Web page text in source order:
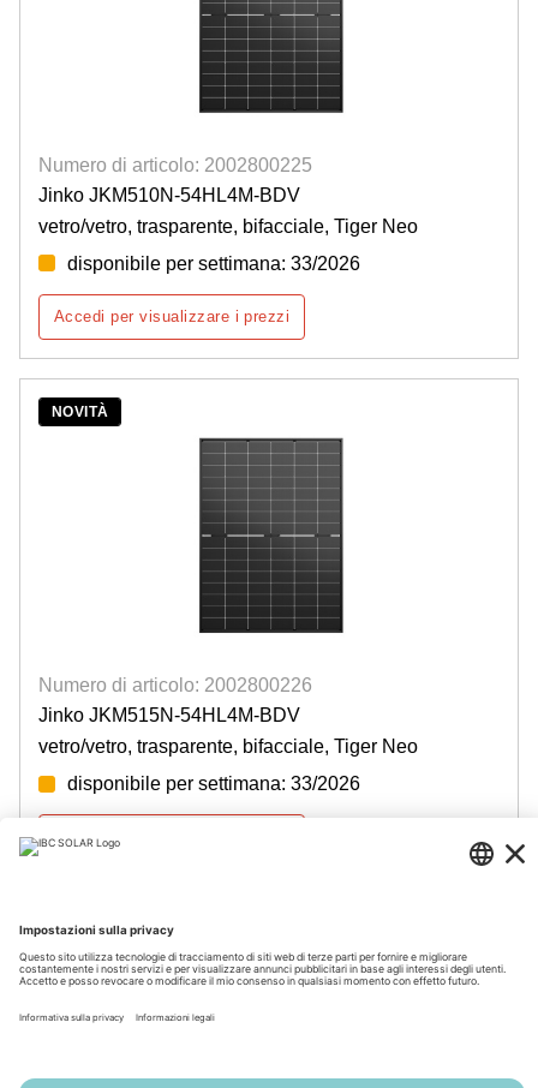
Numero di articolo: 2002800225
Jinko JKM510N-54HL4M-BDV
vetro/vetro, trasparente, bifacciale, Tiger Neo
disponibile per settimana: 33/2026
Accedi per visualizzare i prezzi
NOVITÀ
Numero di articolo: 2002800226
Jinko JKM515N-54HL4M-BDV
vetro/vetro, trasparente, bifacciale, Tiger Neo
disponibile per settimana: 33/2026
Accedi per visualizzare i prezzi